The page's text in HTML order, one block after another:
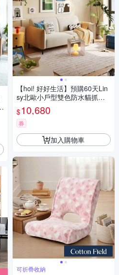
【hoi! 好好生活】預購60天Lin
sy北歐小戶型雙色防水貓抓布
雙人布沙發1.53M BS104
$10,680
券
加入購物車
可折疊收納